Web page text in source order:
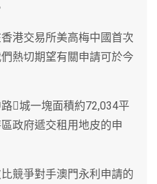
港交易所美高梅中國首次
熱切期望有關申請可於今
城一塊面積約72,034平
政府遞交租用地皮的申
競爭對手澳門永利申請的